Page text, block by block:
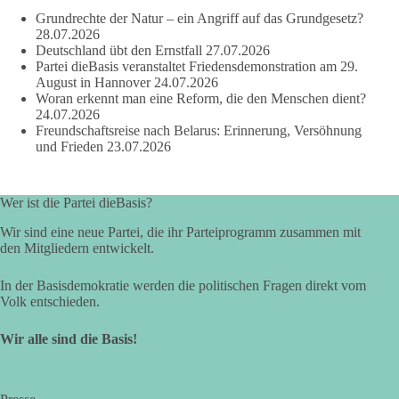
#Bürgerbeteiligung
219 7 55
DieBasis
1 Tag zuvor
als eine feste Koalition?
Eine Koalition bedeutet in der Regel gemeinsame
Regierungsverantwortung, feste Vereinbarungen und
dauerhafte Bindungen. Kooperation in Sachfragen bedeutet
dagegen: Ein Vorschlag wird einzeln geprüft.
🟩🟩🟦🟦🟥🟥🟧🟧
Grundrechte der Natur – ein Angriff auf das Grundgesetz?
28.07.2026
Deutschland übt den Ernstfall 27.07.2026
Partei dieBasis veranstaltet Friedensdemonstration am 29.
August in Hannover 24.07.2026
Woran erkennt man eine Reform, die den Menschen dient?
24.07.2026
Freundschaftsreise nach Belarus: Erinnerung, Versöhnung
und Frieden 23.07.2026
Wer ist die Partei dieBasis?
Wir sind eine neue Partei, die ihr Parteiprogramm zusammen mit
den Mitgliedern entwickelt.
In der Basisdemokratie werden die politischen Fragen direkt vom
Volk entschieden.
Wir alle sind die Basis!